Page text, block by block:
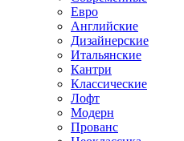
Евро
Английские
Дизайнерские
Итальянские
Кантри
Классические
Лофт
Модерн
Прованс